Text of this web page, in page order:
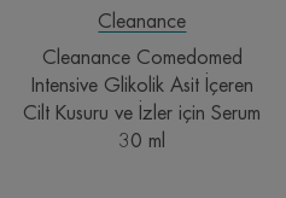
İzler
için
Serum
30
ml
Cleanance
Cleanance Comedomed
Intensive Glikolik Asit İçeren
Cilt Kusuru ve İzler için Serum
30 ml